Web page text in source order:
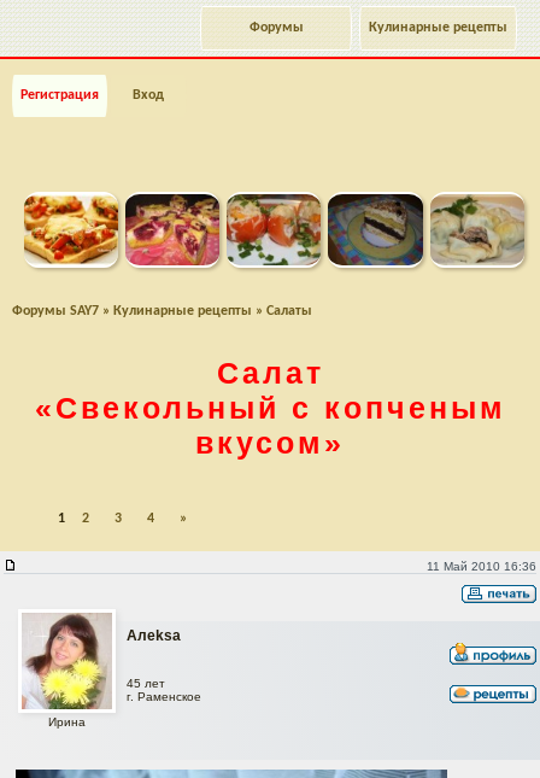
Кулинарные рецепты
Форумы
Регистрация Вход
Форумы SAY7 » Кулинарные рецепты » Салаты
Салат
«Свекольный с копченым
вкусом»
1 2 3 4 »
11 Май 2010 16:36
Алеksa
Ирина
45 лет
г. Раменское